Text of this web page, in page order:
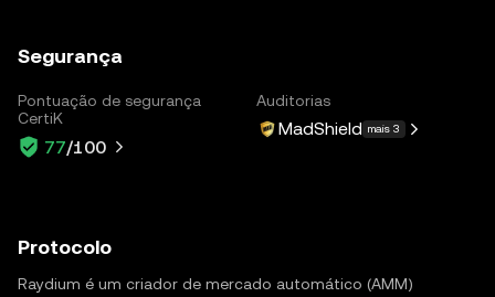
Segurança
Pontuação de segurança
CertiK
77/100
Auditorias
MadShield mais 3
Protocolo
Raydium é um criador de mercado automático (AMM)